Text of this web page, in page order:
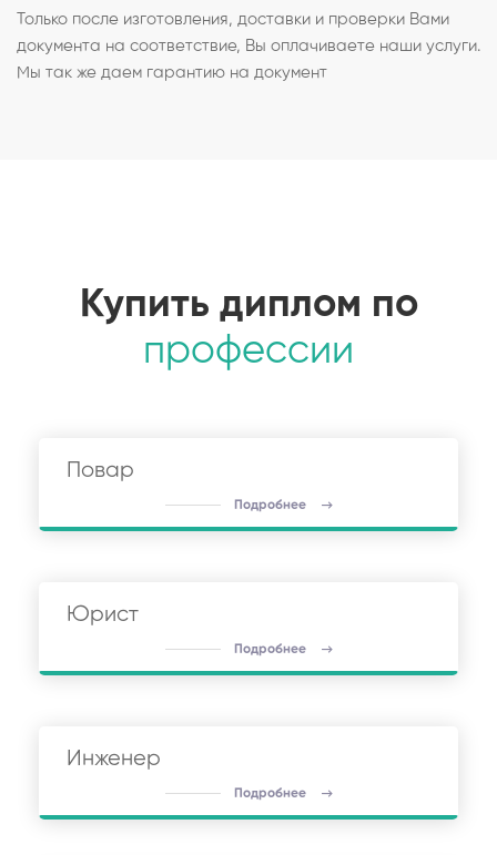
Только после изготовления, доставки и проверки Вами
документа на соответствие, Вы оплачиваете наши услуги.
Мы так же даем гарантию на документ
Купить диплом по
профессии
Повар
Подробнее
Юрист
Подробнее
Инженер
Подробнее